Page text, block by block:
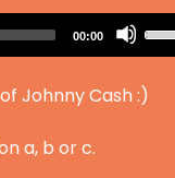
Audio
Player
Total
00:00
keys
Johnny Cash :)
a, b or c.